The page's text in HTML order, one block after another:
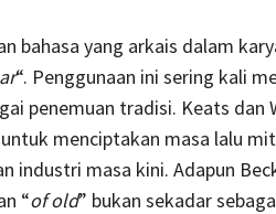
bahasa yang arkais dalam
“. Penggunaan ini sering kali
penemuan tradisi. Keats dan
menciptakan masa lalu
industri masa kini. Adapun
“of old” bukan sekadar